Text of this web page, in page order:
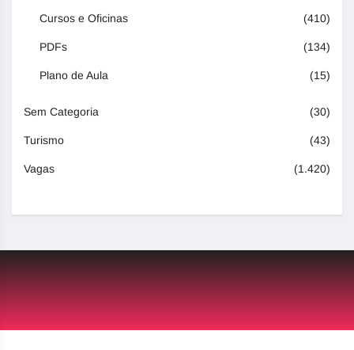
Cursos e Oficinas (410)
PDFs (134)
Plano de Aula (15)
Sem Categoria (30)
Turismo (43)
Vagas (1.420)